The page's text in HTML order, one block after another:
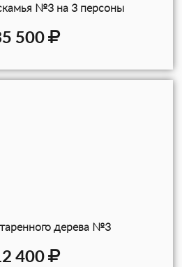
№3 на 3 персоны
500
дерева №3
400